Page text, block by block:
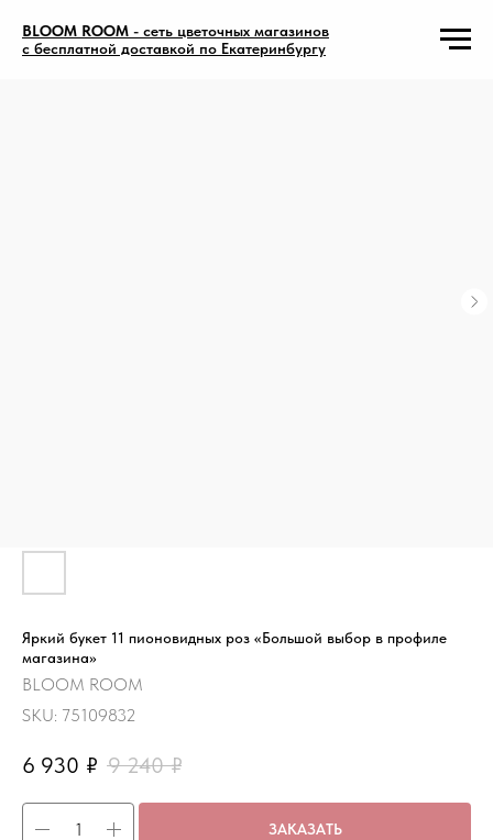
BLOOM ROOM - сеть цветочных магазинов
с бесплатной доставкой по Екатеринбургу
Яркий букет 11 пионовидных роз «Большой выбор в профиле
магазина»
BLOOM ROOM
SKU: 75109832
6 930 ₽ 9 240 ₽
ЗАКАЗАТЬ